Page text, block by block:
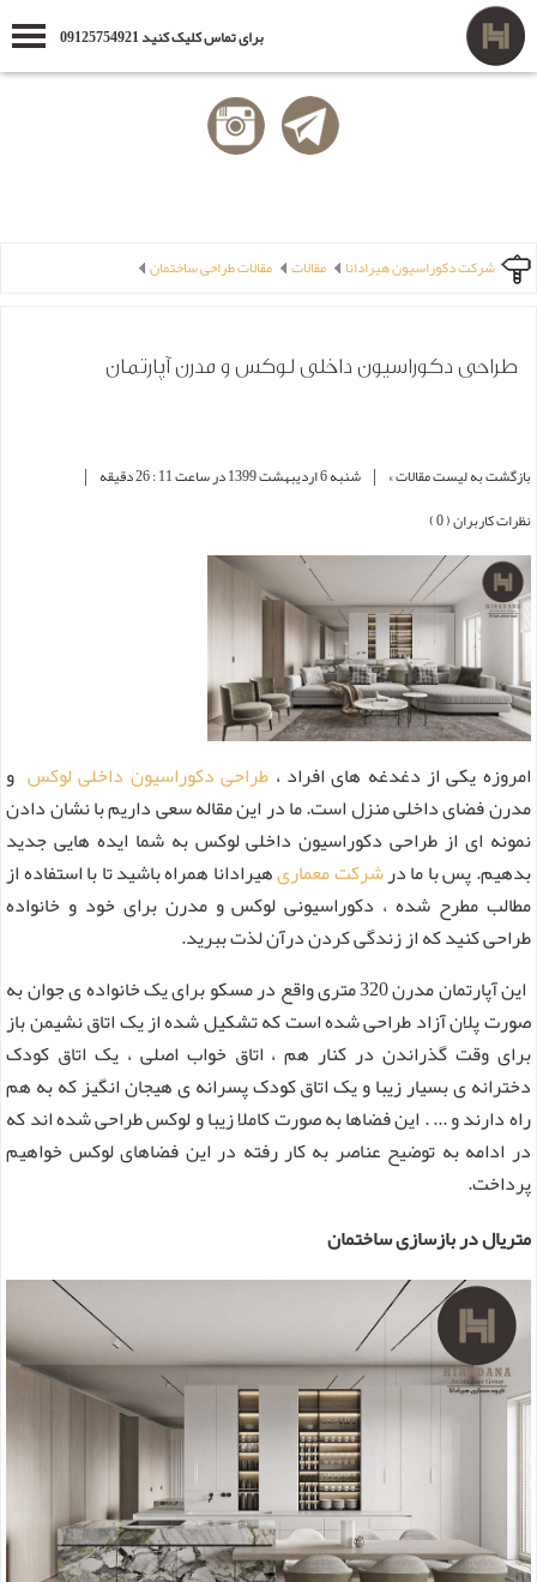
برای تماس کلیک کنید 09125754921
شرکت دکوراسیون هیرادانا مقالات مقالات طراحی ساختمان
طراحی دکوراسیون داخلی لوکس و مدرن آپارتمان
بازگشت به لیست مقالات » | شنبه 6 ارديبهشت 1399 در ساعت 11 : 26 دقیقه |
نظرات کاربران ( 0 )
امروزه یکی از دغدغه های افراد ، طراحی دکوراسیون داخلی لوکسو
مدرن فضای داخلی منزل است. ما در این مقاله سعی داریم با نشان دادن
نمونه ای از طراحی دکوراسیون داخلی لوکس به شما ایده هایی جدید
بدهیم. پس با ما درشرکت معماریهیرادانا همراه باشید تا با استفاده از
مطالب مطرح شده ، دکوراسیونی لوکس و مدرن برای خود و خانواده
طراحی کنید که از زندگی کردن درآن لذت ببرید.
این آپارتمان مدرن 320 متری واقع در مسکو برای یک خانواده ی جوان به
صورت پلان آزاد طراحی شده است که تشکیل شده از یک اتاق نشیمن باز
برای وقت گذراندن در کنار هم ، اتاق خواب اصلی ، یک اتاق کودک
دخترانه ی بسیار زیبا و یک اتاق کودک پسرانه ی هیجان انگیز که به هم
راه دارند و ... . این فضاها به صورت کاملا زیبا و لوکس طراحی شده اند که
در ادامه به توضیح عناصر به کار رفته در این فضاهای لوکس خواهیم
پرداخت.
متریال در بازسازی ساختمان